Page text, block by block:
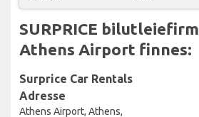
SURPRICE
Athens Airport finnes:
Surprice Car Rentals
Adresse
Athens Airport, Athens,